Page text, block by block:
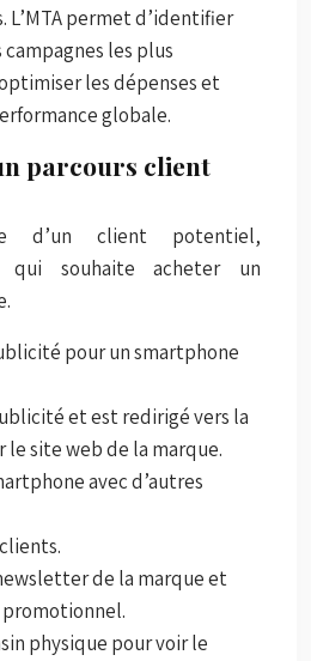
L’MTA permet d’identifier
campagnes les plus
les dépenses et
globale.
parcours client
d’un client potentiel,
qui souhaite acheter un
pour un smartphone
et est redirigé vers la
le site web de la marque.
avec d’autres
de la marque et
physique pour voir le